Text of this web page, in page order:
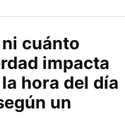
cuánto
impacta
hora del día
un